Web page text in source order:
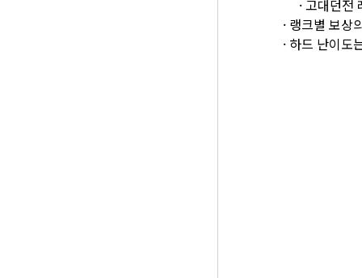
·고대던전
· 랭크별 보상
· 하드 난이도